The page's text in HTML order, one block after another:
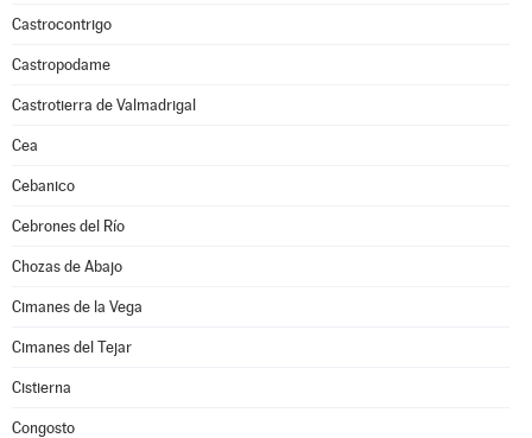
Castrocontrigo
Castropodame
Castrotierra de Valmadrigal
Cea
Cebanico
Cebrones del Río
Chozas de Abajo
Cimanes de la Vega
Cimanes del Tejar
Cistierna
Congosto